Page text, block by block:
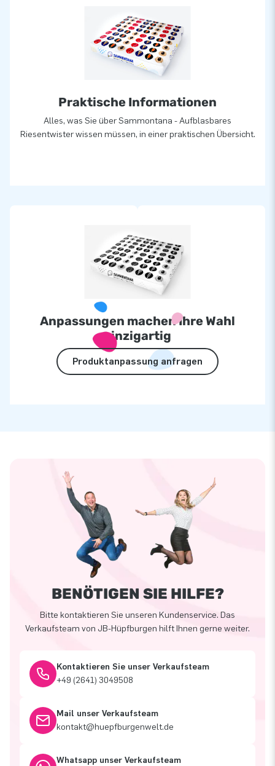
Praktische Informationen
Alles, was Sie über Sammontana - Aufblasbares
Riesentwister wissen müssen, in einer praktischen Übersicht.
Anpassungen machen Ihre Wahl
einzigartig
Produktanpassung anfragen
BENÖTIGEN SIE HILFE?
Bitte kontaktieren Sie unseren Kundenservice. Das
Verkaufsteam von JB-Hüpfburgen hilft Ihnen gerne weiter.
Kontaktieren Sie unser Verkaufsteam
+49 (2641) 3049508
Mail unser Verkaufsteam
kontakt@huepfburgenwelt.de
Whatsapp unser Verkaufsteam